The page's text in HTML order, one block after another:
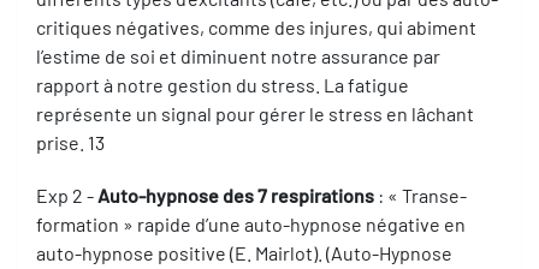
critiques négatives, comme des injures, qui abiment
l’estime de soi et diminuent notre assurance par
rapport à notre gestion du stress. La fatigue
représente un signal pour gérer le stress en lâchant
prise. 13
Exp 2 -Auto-hypnose des 7 respirations : « Transe-
formation » rapide d’une auto-hypnose négative en
auto-hypnose positive (E. Mairlot). (Auto-Hypnose